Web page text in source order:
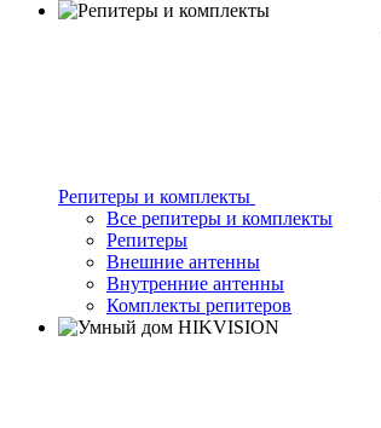
Репитеры и комплекты
Все репитеры и комплекты
Репитеры
Внешние антенны
Внутренние антенны
Комплекты репитеров